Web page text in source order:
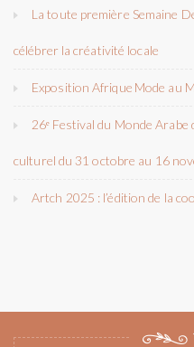
La toute première Semaine
célébrer la créativité locale
Exposition Afrique Mode au
26ᵉ Festival du Monde
culturel du 31 octobre au 16
Artch 2025 : l’édition de la